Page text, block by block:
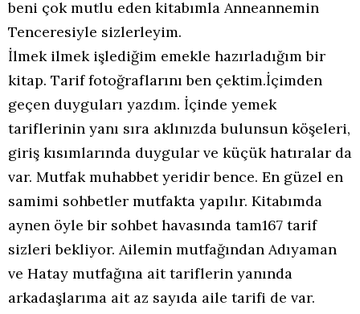
beni çok mutlu eden kitabımla Anneannemin
Tenceresiyle sizlerleyim.
İlmek ilmek işlediğim emekle hazırladığım bir
kitap. Tarif fotoğraflarını ben çektim.İçimden
geçen duyguları yazdım. İçinde yemek
tariflerinin yanı sıra aklınızda bulunsun köşeleri,
giriş kısımlarında duygular ve küçük hatıralar da
var. Mutfak muhabbet yeridir bence. En güzel en
samimi sohbetler mutfakta yapılır. Kitabımda
aynen öyle bir sohbet havasında tam167 tarif
sizleri bekliyor. Ailemin mutfağından Adıyaman
ve Hatay mutfağına ait tariflerin yanında
arkadaşlarıma ait az sayıda aile tarifi de var.